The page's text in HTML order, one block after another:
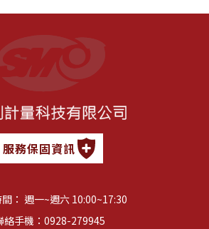
服務保固資訊
： 週一~週六 10:00~17:30
絡手機： 0928-279945